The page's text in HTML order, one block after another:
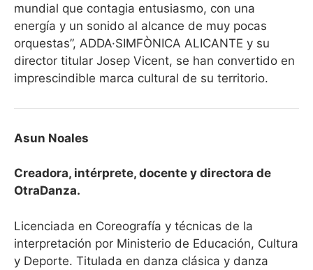
mundial que contagia entusiasmo, con una
energía y un sonido al alcance de muy pocas
orquestas”, ADDA·SIMFÒNICA ALICANTE y su
director titular Josep Vicent, se han convertido en
imprescindible marca cultural de su territorio.
Asun Noales
Creadora, intérprete, docente y directora de
OtraDanza.
Licenciada en Coreografía y técnicas de la
interpretación por Ministerio de Educación, Cultura
y Deporte. Titulada en danza clásica y danza